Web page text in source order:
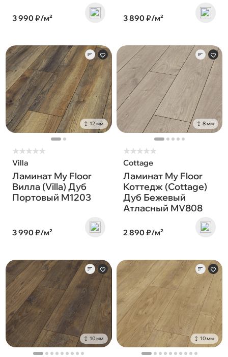
3 990 ₽/м² 3 890 ₽/м²
12 мм
★★★★★
Villa
Ламинат My Floor
Вилла (Villa) Дуб
Портовый M1203
3 990 ₽/м²
8 мм
★★★★★
Cottage
Ламинат My Floor
Коттедж (Cottage)
Дуб Бежевый
Атласный MV808
2 890 ₽/м²
10 мм 10 мм